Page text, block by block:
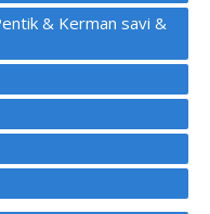
& Kerman savi &